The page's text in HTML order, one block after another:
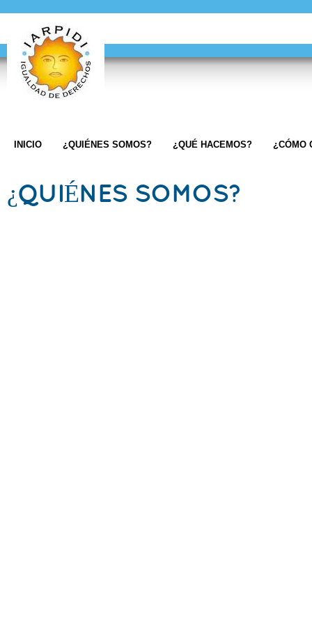
INICIO ¿QUIÉNES SOMOS? ¿QUÉ HACEMOS? ¿CÓMO
¿QUIÉNES SOMOS?